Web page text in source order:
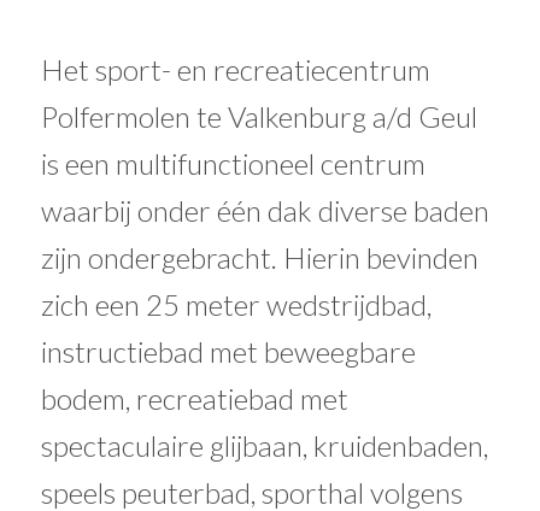
Het sport- en recreatiecentrum
Polfermolen te Valkenburg a/d Geul
is een multifunctioneel centrum
waarbij onder één dak diverse baden
zijn ondergebracht. Hierin bevinden
zich een 25 meter wedstrijdbad,
instructiebad met beweegbare
bodem, recreatiebad met
spectaculaire glijbaan, kruidenbaden,
speels peuterbad, sporthal volgens